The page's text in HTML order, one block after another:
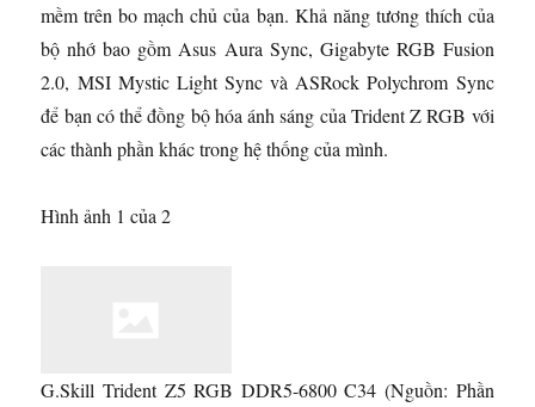
mềm trên bo mạch chủ của bạn. Khả năng tương thích của
bộ nhớ bao gồm Asus Aura Sync, Gigabyte RGB Fusion
2.0, MSI Mystic Light Sync và ASRock Polychrom Sync
để bạn có thể đồng bộ hóa ánh sáng của Trident Z RGB với
các thành phần khác trong hệ thống của mình.
Hình ảnh 1 của 2
G.Skill Trident Z5 RGB DDR5-6800 C34 (Nguồn: Phần